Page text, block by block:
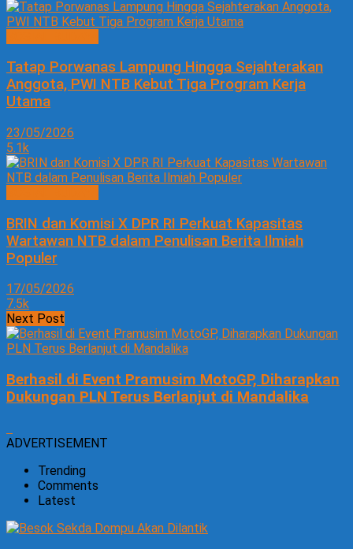
Tatap Porwanas Lampung Hingga Sejahterakan
Anggota, PWI NTB Kebut Tiga Program Kerja
Utama
23/05/2026
5.1k
BRIN dan Komisi X DPR RI Perkuat Kapasitas
Wartawan NTB dalam Penulisan Berita Ilmiah
Populer
17/05/2026
7.5k
Next Post
Berhasil di Event Pramusim MotoGP, Diharapkan
Dukungan PLN Terus Berlanjut di Mandalika
ADVERTISEMENT
Trending
Comments
Latest